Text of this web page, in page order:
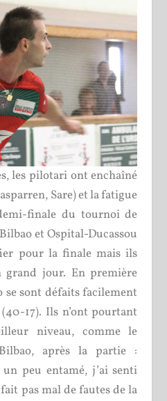
les pilotari ont enchaîné
Sare) et la fatigue
finale du tournoi de
et Ospital-Ducassou
pour la finale mais ils
grand jour. En première
sont défaits facilement
17). Ils n’ont pourtant
niveau, comme le
après la partie :
un peu entamé, j’ai senti
pas mal de fautes de la